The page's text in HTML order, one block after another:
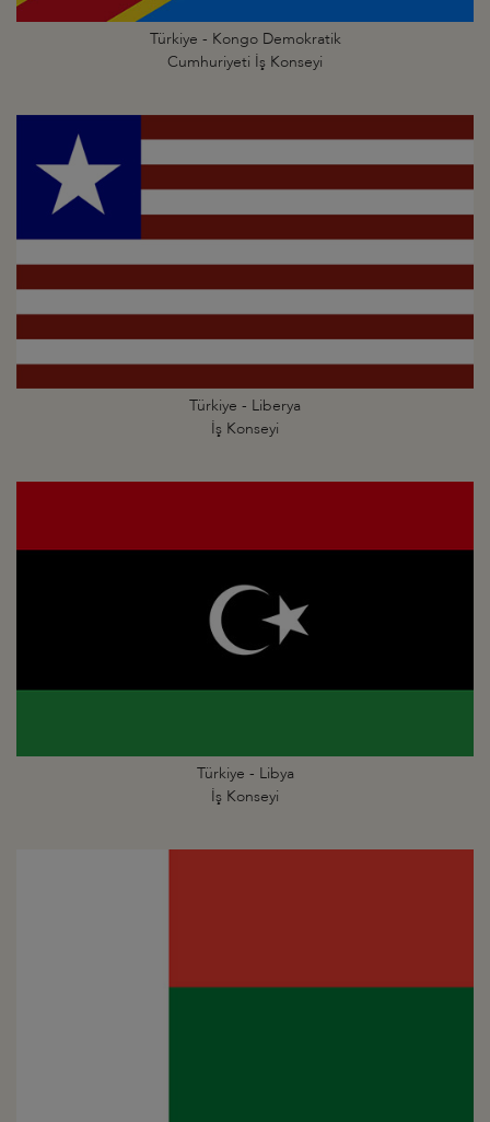
Türkiye - Kongo Demokratik
Cumhuriyeti İş Konseyi
Türkiye - Liberya
İş Konseyi
Türkiye - Libya
İş Konseyi